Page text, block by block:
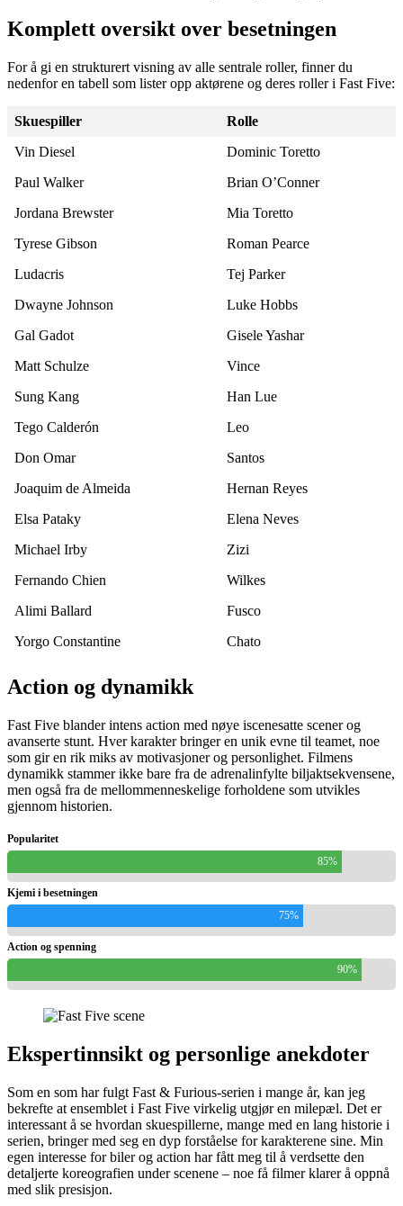
Komplett oversikt over besetningen
For å gi en strukturert visning av alle sentrale roller, finner du
nedenfor en tabell som lister opp aktørene og deres roller i Fast Five:
Skuespiller
Rolle
Vin Diesel
Dominic Toretto
Paul Walker
Brian O’Conner
Jordana Brewster
Mia Toretto
Tyrese Gibson
Roman Pearce
Ludacris
Tej Parker
Dwayne Johnson
Luke Hobbs
Gal Gadot
Gisele Yashar
Matt Schulze
Vince
Sung Kang
Han Lue
Tego Calderón
Leo
Don Omar
Santos
Joaquim de Almeida
Hernan Reyes
Elsa Pataky
Elena Neves
Michael Irby
Zizi
Fernando Chien
Wilkes
Alimi Ballard
Fusco
Yorgo Constantine
Chato
Action og dynamikk
Fast Five blander intens action med nøye iscenesatte scener og
avanserte stunt. Hver karakter bringer en unik evne til teamet, noe
som gir en rik miks av motivasjoner og personlighet. Filmens
dynamikk stammer ikke bare fra de adrenalinfylte biljaktsekvensene,
men også fra de mellommenneskelige forholdene som utvikles
gjennom historien.
Popularitet
85%
Kjemi i besetningen
75%
Action og spenning
90%
Ekspertinnsikt og personlige anekdoter
Som en som har fulgt Fast & Furious-serien i mange år, kan jeg
bekrefte at ensemblet i Fast Five virkelig utgjør en milepæl. Det er
interessant å se hvordan skuespillerne, mange med en lang historie i
serien, bringer med seg en dyp forståelse for karakterene sine. Min
egen interesse for biler og action har fått meg til å verdsette den
detaljerte koreografien under scenene – noe få filmer klarer å oppnå
med slik presisjon.